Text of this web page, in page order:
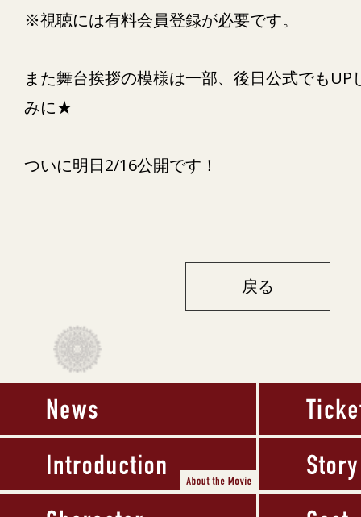
※視聴には有料会員登録が必要です。
また舞台挨拶の模様は一部、後日公式でもUP
みに★
ついに明日2/16公開です！
戻る